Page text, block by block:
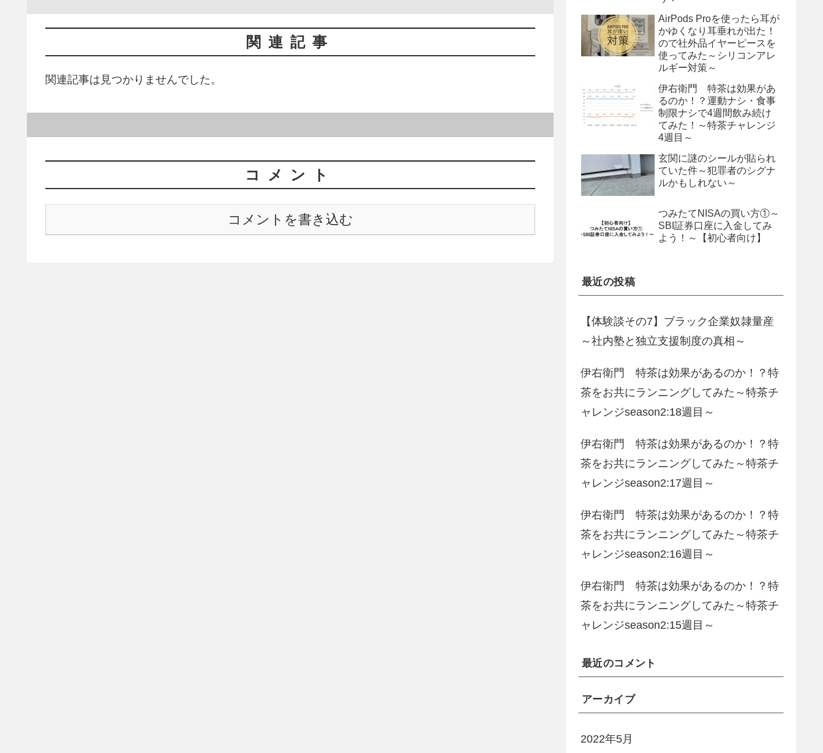
関連記事
関連記事は見つかりませんでした。
コメント
コメントを書き込む
AirPods Proを使ったら耳が
かゆくなり耳垂れが出た！
ので社外品イヤーピースを
使ってみた～シリコンアレ
ルギー対策～
伊右衛門 特茶は効果があ
るのか！？運動ナシ・食事
制限ナシで4週間飲み続け
てみた！～特茶チャレンジ
4週目～
玄関に謎のシールが貼られ
ていた件～犯罪者のシグナ
ルかもしれない～
つみたてNISAの買い方①～
SBI証券口座に入金してみ
よう！～【初心者向け】
最近の投稿
【体験談その7】ブラック企業奴隷量産
～社内塾と独立支援制度の真相～
伊右衛門 特茶は効果があるのか！？特
茶をお共にランニングしてみた～特茶チ
ャレンジseason2:18週目～
伊右衛門 特茶は効果があるのか！？特
茶をお共にランニングしてみた～特茶チ
ャレンジseason2:17週目～
伊右衛門 特茶は効果があるのか！？特
茶をお共にランニングしてみた～特茶チ
ャレンジseason2:16週目～
伊右衛門 特茶は効果があるのか！？特
茶をお共にランニングしてみた～特茶チ
ャレンジseason2:15週目～
最近のコメント
アーカイブ
2022年5月